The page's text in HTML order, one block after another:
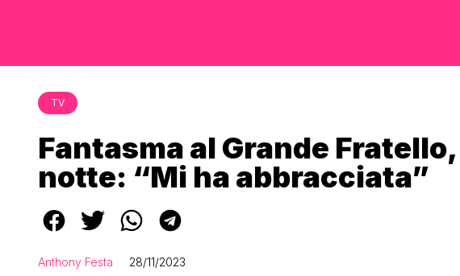
TV
Fantasma al Grande
notte: “Mi ha abbracciata”
Anthony Festa 28/11/2023